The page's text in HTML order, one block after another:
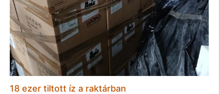
18 ezer tiltott íz a raktárban